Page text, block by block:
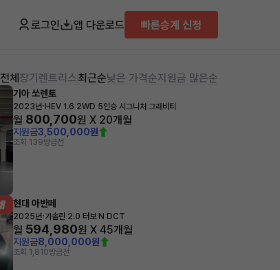
로그인 앱 다운로드 빠른승계 신청
전체 장기렌트리스최근순낮은 가격순지원금 많은순
기아 쏘렌토
2023년· HEV 1.6 2WD 5인승 시그니처 그래비티
월 800,700원 X 20개월
지원금3,500,000원
조회 139방금전
현대 아반떼
2025년·가솔린 2.0 터보 N DCT
월 594,980원 X 45개월
지원금8,000,000원
조회 1,810방금전